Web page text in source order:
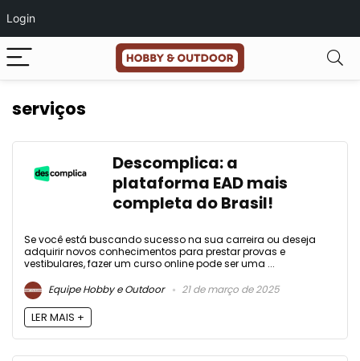
Login
serviços
Descomplica: a
plataforma EAD mais
completa do Brasil!
Se você está buscando sucesso na sua carreira ou deseja
adquirir novos conhecimentos para prestar provas e
vestibulares, fazer um curso online pode ser uma ...
Equipe Hobby e Outdoor
21 de março de 2025
LER MAIS +